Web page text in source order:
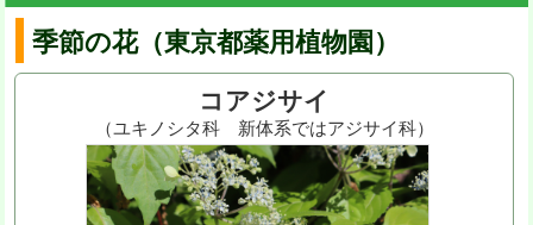
季節の花（東京都薬用植物園）
コアジサイ
（ユキノシタ科 新体系ではアジサイ科）